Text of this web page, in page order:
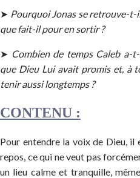
➤ Pourquoi Jonas se retrouve-t-
que fait-il pour en sortir ?
➤ Combien de temps Caleb
que Dieu Lui avait promis et, à
tenir aussi longtemps ?
CONTENU :
Pour entendre la voix de Dieu, il
repos, ce qui ne veut pas
un lieu calme et tranquille,